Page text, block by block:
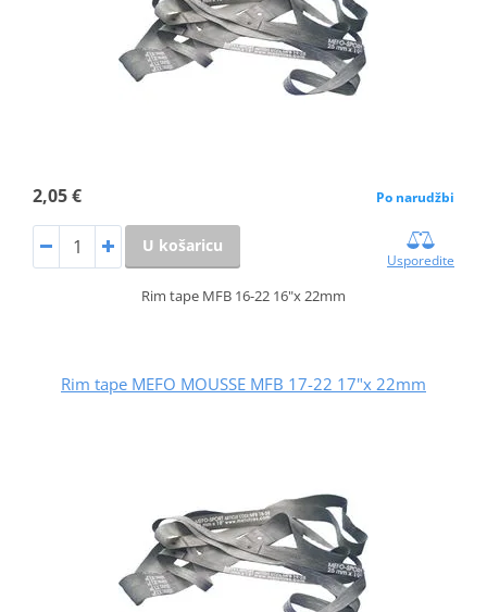
2,05 € Po narudžbi
U košaricu
Usporedite
Rim tape MFB 16-22 16"x 22mm
Rim tape MEFO MOUSSE MFB 17-22 17"x 22mm